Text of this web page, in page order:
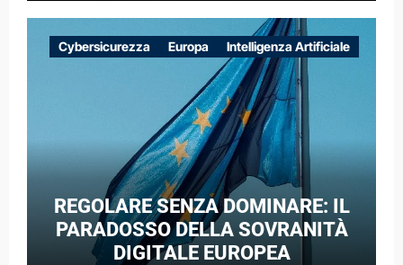
CASO DELLE RETI ELETTRICHE
EUROPEE NEL CONTESTO DELLA
GUERRA IBRIDA
Cybersicurezza Europa Intelligenza Artificiale
REGOLARE SENZA DOMINARE: IL
PARADOSSO DELLA SOVRANITÀ
DIGITALE EUROPEA